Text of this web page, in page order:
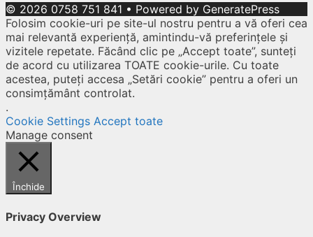
© 2026 0758 751 841 • Powered by GeneratePress
Folosim cookie-uri pe site-ul nostru pentru a vă oferi cea
mai relevantă experiență, amintindu-vă preferințele și
vizitele repetate. Făcând clic pe „Accept toate”, sunteți
de acord cu utilizarea TOATE cookie-urile. Cu toate
acestea, puteți accesa „Setări cookie” pentru a oferi un
consimțământ controlat.
.
Cookie Settings Accept toate
Manage consent
Închide
Privacy Overview